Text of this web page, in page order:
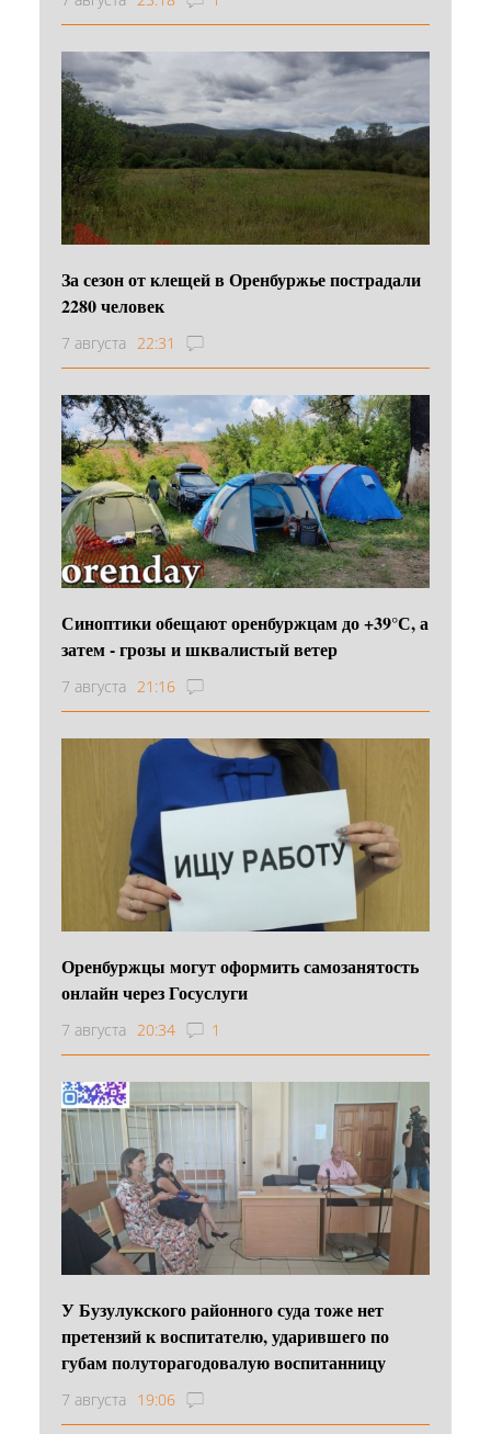
За сезон от клещей в Оренбуржье пострадали
2280 человек
7 августа 22:31
Синоптики обещают оренбуржцам до +39°С, а
затем - грозы и шквалистый ветер
7 августа 21:16
Оренбуржцы могут оформить самозанятость
онлайн через Госуслуги
7 августа 20:34 1
У Бузулукского районного суда тоже нет
претензий к воспитателю, ударившего по
губам полуторагодовалую воспитанницу
7 августа 19:06